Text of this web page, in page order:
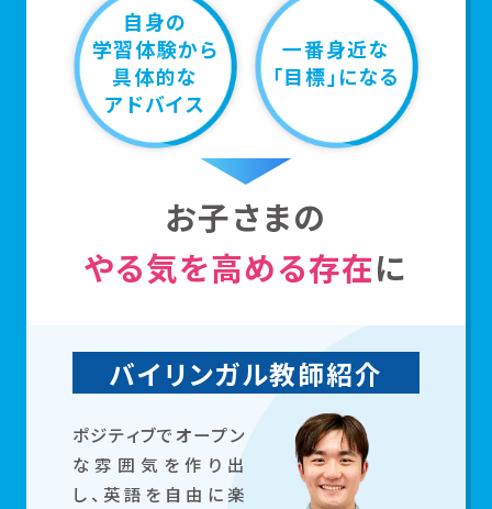
自身の
学習体験から
具体的な
アドバイス
一番身近な
「目標」になる
お子さまの
やる気を高める存在に
バイリンガル教師紹介
ポジティブでオープン
な雰囲気を作り出
し、英語を自由に楽